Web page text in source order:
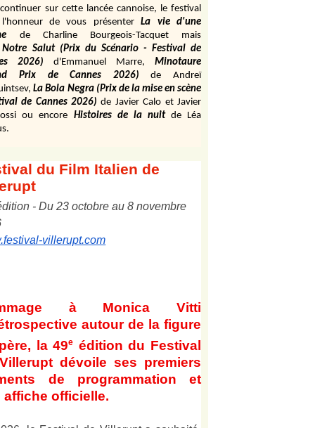
sur cette lancée cannoise, le festival
de vous présenter
La vie d'une
de Charline Bourgeois-Tacquet
mais
Notre Salut (Prix du Scénario - Festival de
2026)
d'Emmanuel Marre,
Minotaure
Prix de Cannes 2026)
de Andreï
La Bola Negra (Prix de la mise en scène
de Cannes 2026) de Javier Calo et Javier
ou encore Histoires de la nuit de Léa
du Film Italien de
- Du 23 octobre au 8 novembre
villerupt.com
à Monica Vitti
autour de la figure
la 49e édition du Festival
dévoile ses premiers
de programmation et
affiche officielle.